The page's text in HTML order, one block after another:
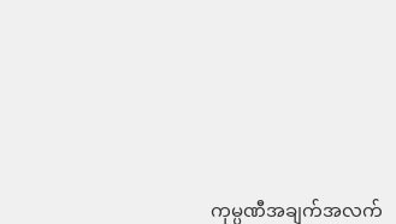
ကုမ္ပဏီအချက်အလက်